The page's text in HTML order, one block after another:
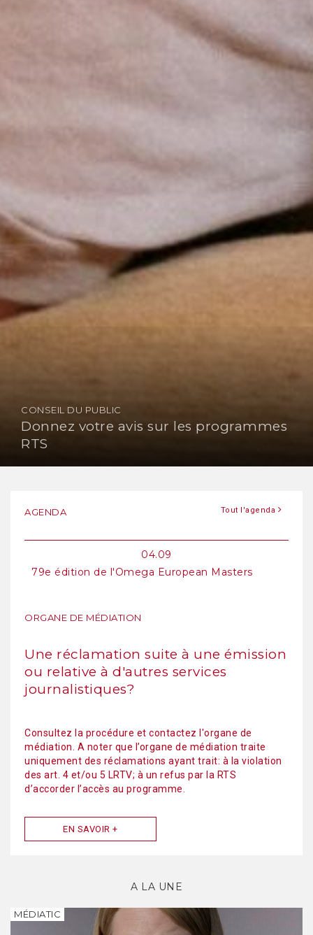
CONSEIL DU PUBLIC
Donnez votre avis sur les programmes
RTS
AGENDA Tout l'agenda
04.09
79e édition de l'Omega European Masters
ORGANE DE MÉDIATION
Une réclamation suite à une émission
ou relative à d'autres services
journalistiques?
Consultez la procédure et contactez l'organe de
médiation. A noter que l’organe de médiation traite
uniquement des réclamations ayant trait: à la violation
des art. 4 et/ou 5 LRTV; à un refus par la RTS
d’accorder l’accès au programme.
EN SAVOIR +
A LA UNE
MÉDIATIC